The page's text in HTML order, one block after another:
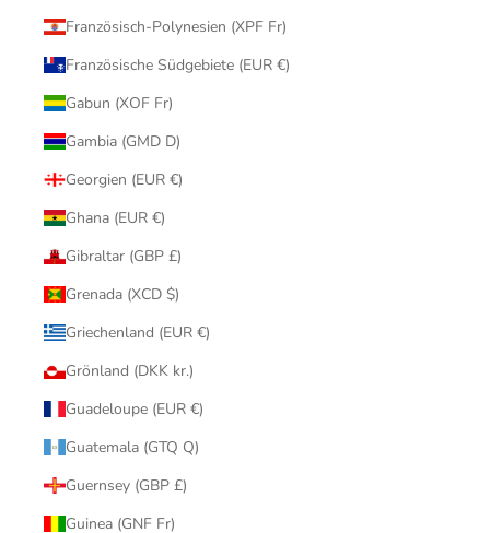
Französisch-Polynesien (XPF Fr)
Französische Südgebiete (EUR €)
Gabun (XOF Fr)
Gambia (GMD D)
Georgien (EUR €)
Ghana (EUR €)
Gibraltar (GBP £)
Grenada (XCD $)
Griechenland (EUR €)
Grönland (DKK kr.)
Guadeloupe (EUR €)
Guatemala (GTQ Q)
Guernsey (GBP £)
Guinea (GNF Fr)